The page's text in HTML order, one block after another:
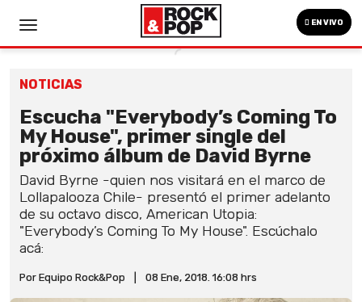
EN VIVO
NOTICIAS
Escucha "Everybody’s Coming To
My House", primer single del
próximo álbum de David Byrne
David Byrne -quien nos visitará en el marco de
Lollapalooza Chile- presentó el primer adelanto
de su octavo disco, American Utopia:
"Everybody’s Coming To My House". Escúchalo
acá:
Por Equipo Rock&Pop 08 Ene, 2018. 16:08 hrs